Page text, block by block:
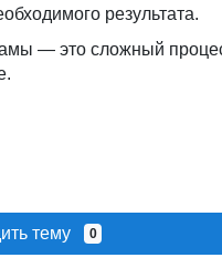
результата.
— это сложный
тему 0